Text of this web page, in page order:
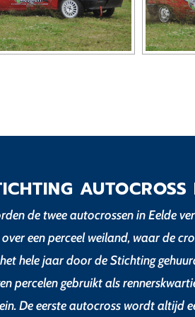
AUTOCROSS
de twee autocrossen in Eelde
een perceel weiland, waar de
hele jaar door de Stichting
percelen gebruikt als
De eerste autocross wordt altijd